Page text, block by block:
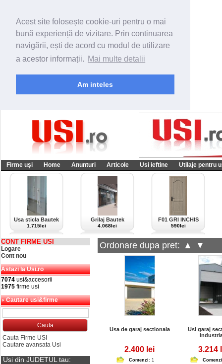
Acest site folosește cookie-uri pentru o mai
bună experiență de vizitare. Prin continuarea
navigării, ești de acord cu modul de utilizare
a acestor informații. Mai multe detalii
Am inteles
Firme uși Home Anunturi Articole Usi ieftine Utilaje pentru
Usa sticla Bautek
1.715lei
Grilaj Bautek
4.068lei
F01 GRI INCHIS
590lei
CONT FIRME USI
Logare
Cont nou
Astazi la Usi.ro
7074 usi&accesorii
1975 firme usi
Cautare usi&firme
Cauta Firme USI
Cautare avansata Usi
Usi din JUDETUL tau:
Ordonare dupa pret: ▲ ▼
Usa de garaj sectionala
2.400 lei
Comenzi: 1
Usi garaj
3.214
Comenzi